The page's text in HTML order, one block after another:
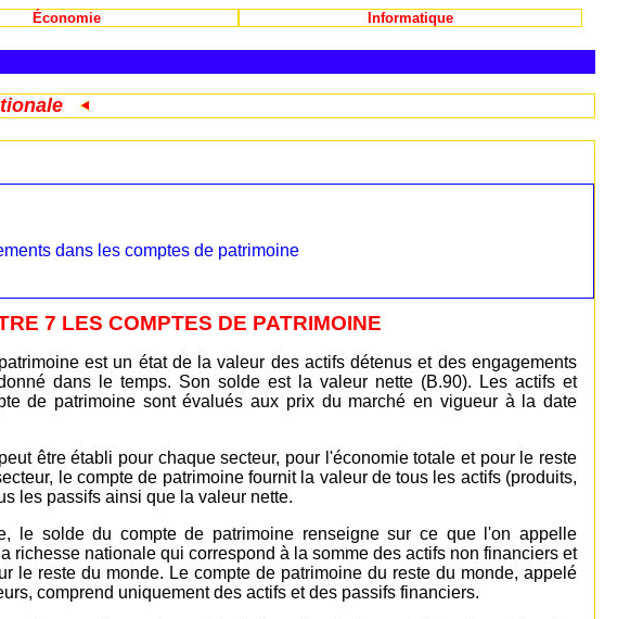
Économie Informatique
dans les comptes de patrimoine
7 LES COMPTES DE PATRIMOINE
est un état de la valeur des actifs détenus et des engagements
dans le temps. Son solde est la valeur nette (B.90). Les actifs et
de patrimoine sont évalués aux prix du marché en vigueur à la date
être établi pour chaque secteur, pour l'économie totale et pour le reste
le compte de patrimoine fournit la valeur de tous les actifs (produits,
les passifs ainsi que la valeur nette.
le solde du compte de patrimoine renseigne sur ce que l'on appelle
richesse nationale qui correspond à la somme des actifs non financiers et
le reste du monde. Le compte de patrimoine du reste du monde, appelé
comprend uniquement des actifs et des passifs financiers.